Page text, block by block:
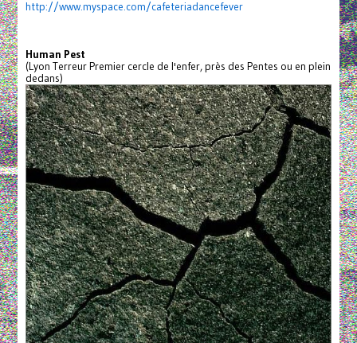
http://www.myspace.com/cafeteriadancefever
Human Pest
(Lyon Terreur Premier cercle de l'enfer, près des Pentes ou en plein
dedans)